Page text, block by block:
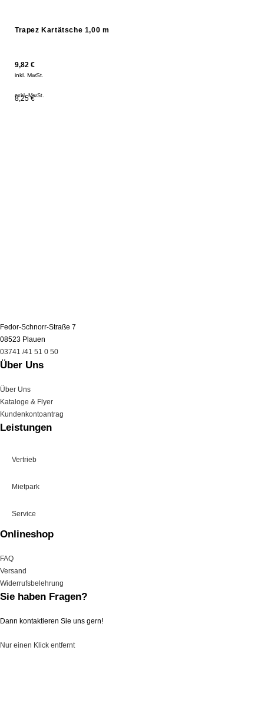
Trapez Kartätsche 1,00 m
9,82 €
inkl. MwSt.
8,25 €
exkl. MwSt.
Fedor-Schnorr-Straße 7
08523 Plauen
03741 /41 51 0 50
Über Uns
Über Uns
Kataloge & Flyer
Kundenkontoantrag
Leistungen
Vertrieb
Mietpark
Service
Onlineshop
FAQ
Versand
Widerrufsbelehrung
Sie haben Fragen?
Dann kontaktieren Sie uns gern!
Nur einen Klick entfernt